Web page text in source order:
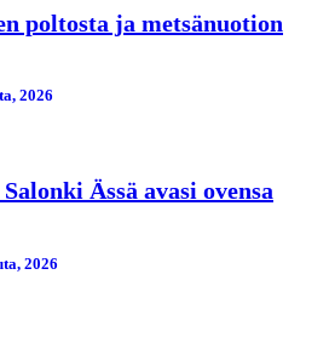
poltosta ja metsänuotion
2026
Ässä avasi ovensa
2026